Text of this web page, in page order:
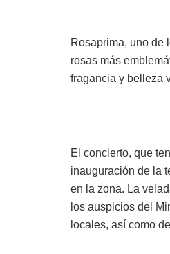
Rosaprima, uno de
rosas más
fragancia y belleza
El concierto, que
inauguración de la
en la zona. La
los auspicios del
locales, así como